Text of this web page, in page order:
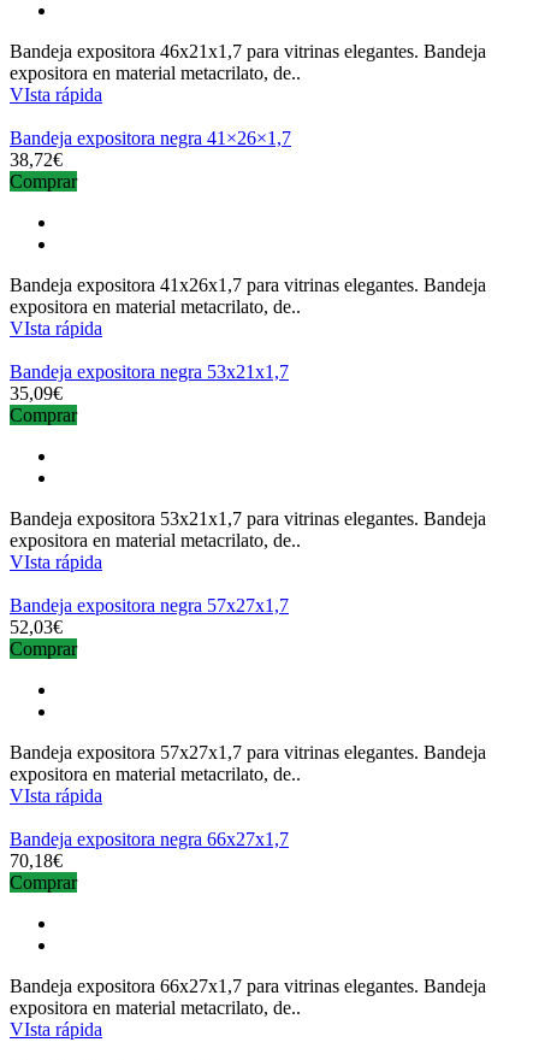
Bandeja expositora 46x21x1,7 para vitrinas elegantes. Bandeja
expositora en material metacrilato, de..
VIsta rápida
Bandeja expositora negra 41×26×1,7
38,72€
Comprar
Bandeja expositora 41x26x1,7 para vitrinas elegantes. Bandeja
expositora en material metacrilato, de..
VIsta rápida
Bandeja expositora negra 53x21x1,7
35,09€
Comprar
Bandeja expositora 53x21x1,7 para vitrinas elegantes. Bandeja
expositora en material metacrilato, de..
VIsta rápida
Bandeja expositora negra 57x27x1,7
52,03€
Comprar
Bandeja expositora 57x27x1,7 para vitrinas elegantes. Bandeja
expositora en material metacrilato, de..
VIsta rápida
Bandeja expositora negra 66x27x1,7
70,18€
Comprar
Bandeja expositora 66x27x1,7 para vitrinas elegantes. Bandeja
expositora en material metacrilato, de..
VIsta rápida